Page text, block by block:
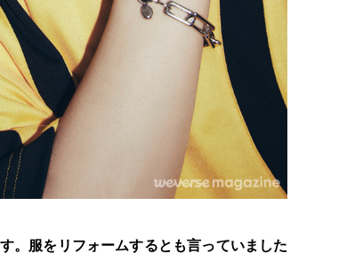
。服をリフォームするとも言っていました